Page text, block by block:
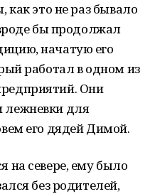
как это не раз бывало
бы продолжал
начатую его
работал в одном из
Они
лежневки для
его дядей Димой.
на севере, ему было
без родителей,